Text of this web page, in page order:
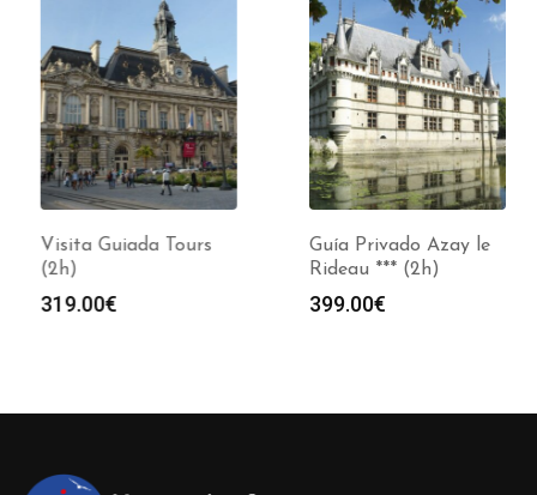
Visita Guiada Tours
(2h)
319.00€
Guía Privado Azay le
Rideau *** (2h)
399.00€